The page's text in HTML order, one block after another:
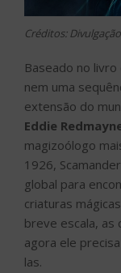
Créditos:
Baseado no
nem uma
extensão do
Eddie
magizoólogo
1926,
global para
criaturas
breve escala, as
agora ele
las.